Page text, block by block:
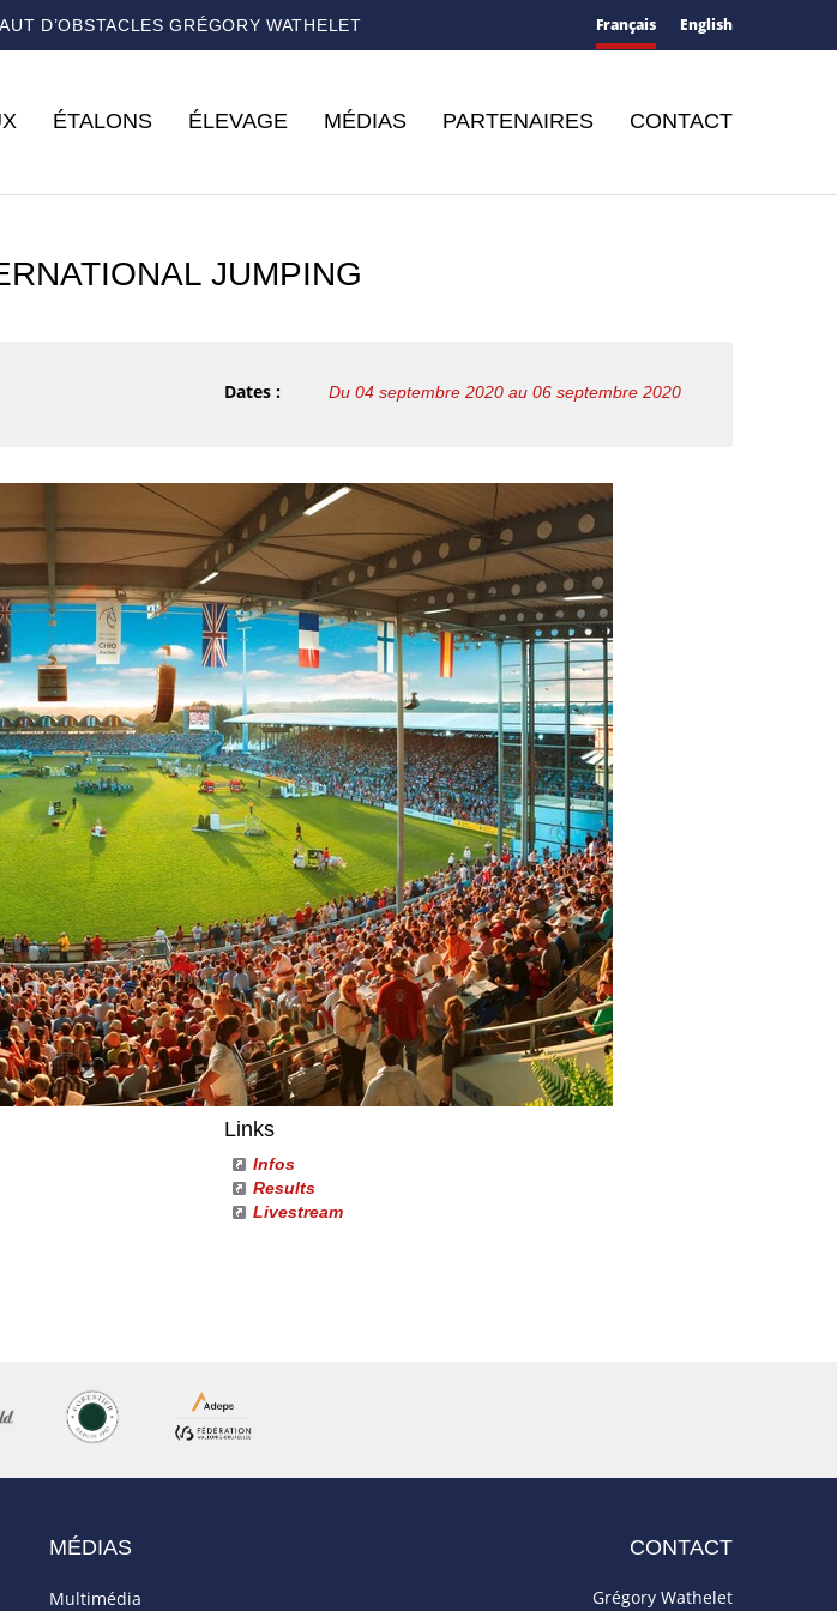
D’OBSTACLES GRÉGORY WATHELET Français English
ÉTALONS ÉLEVAGE MÉDIAS PARTENAIRES CONTACT
JUMPING
Dates : Du 04 septembre 2020 au 06 septembre 2020
Links
Infos
Results
Livestream
MÉDIAS
Multimédia
CONTACT
Grégory Wathelet